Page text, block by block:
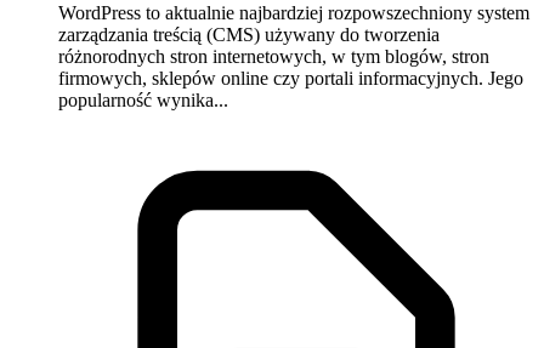
WordPress to aktualnie najbardziej rozpowszechniony system
zarządzania treścią (CMS) używany do tworzenia
różnorodnych stron internetowych, w tym blogów, stron
firmowych, sklepów online czy portali informacyjnych. Jego
popularność wynika...